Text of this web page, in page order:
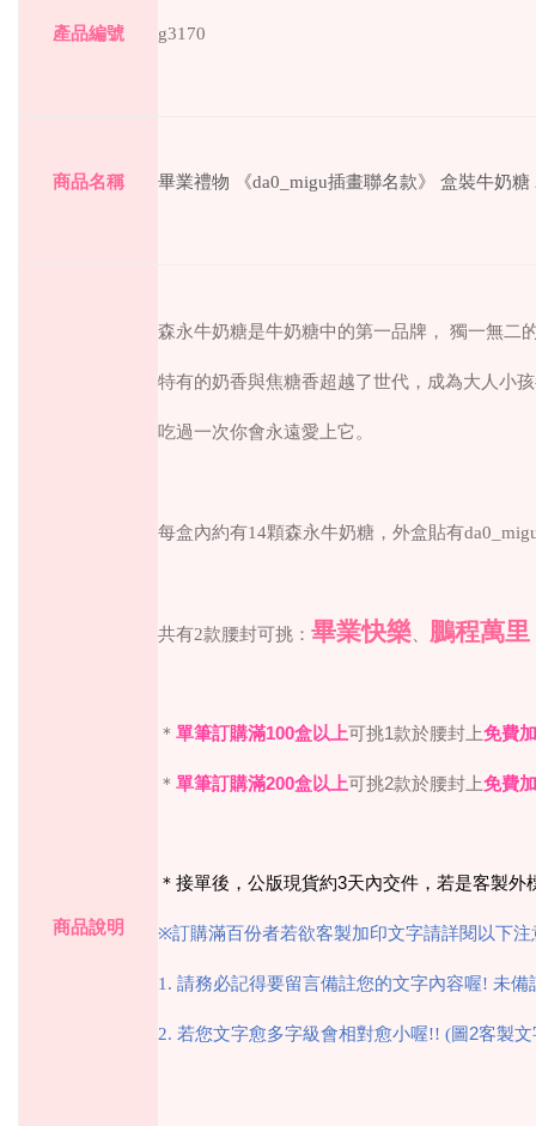
產品編號 g3170
商品名稱 畢業禮物 《da0_migu插畫聯名款》 盒裝牛奶糖
商品說明
森永牛奶糖是牛奶糖中的第一品牌， 獨一無二
特有的奶香與焦糖香超越了世代，成為大人小
吃過一次你會永遠愛上它。
每盒內約有14顆森永牛奶糖，外盒貼有
共有2款腰封可挑： 畢業快樂 鵬程萬里
＊ 單筆訂購滿100盒以上可挑1 款於腰封上免費
＊ 單筆訂購滿200盒以上可挑2款於腰封上免費
＊接單後，公版現貨約3天內交件，若是客製外
※訂購滿百份者若欲客製加印文字請詳閱以下注
1. 請務必記得要留言備註您的文字內容喔! 未備
2. 若您文字愈多字級會相對愈小喔!! (圖2客製